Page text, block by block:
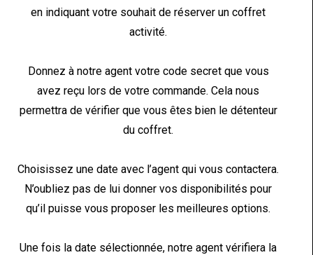
en indiquant votre souhait de réserver un coffret
activité.
Donnez à notre agent votre code secret que vous
avez reçu lors de votre commande. Cela nous
permettra de vérifier que vous êtes bien le détenteur
du coffret.
Choisissez une date avec l’agent qui vous contactera.
N’oubliez pas de lui donner vos disponibilités pour
qu’il puisse vous proposer les meilleures options.
Une fois la date sélectionnée, notre agent vérifiera la